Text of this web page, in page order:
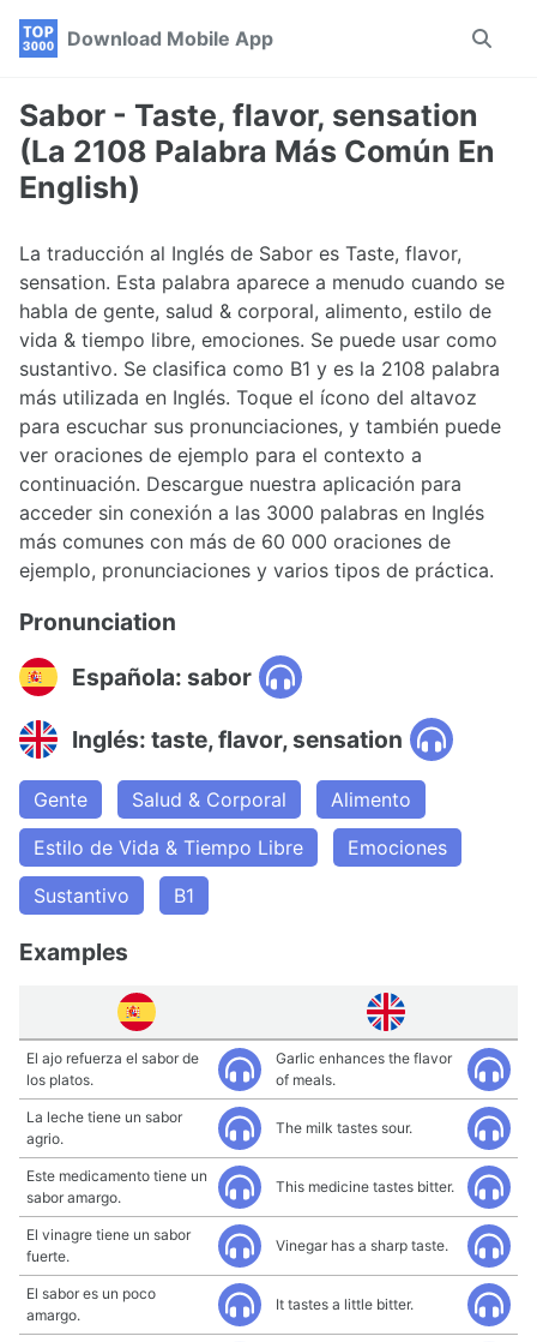
Skip
navigation
Skip
Skip
Download Mobile App
Toggle
Sabor - Taste, flavor, sensation
(La 2108 Palabra Más Común En
English)
La traducción al Inglés de Sabor es Taste, flavor,
sensation. Esta palabra aparece a menudo cuando se
habla de gente, salud & corporal, alimento, estilo de
vida & tiempo libre, emociones. Se puede usar como
sustantivo. Se clasifica como B1 y es la 2108 palabra
más utilizada en Inglés. Toque el ícono del altavoz
para escuchar sus pronunciaciones, y también puede
ver oraciones de ejemplo para el contexto a
continuación. Descargue nuestra aplicación para
acceder sin conexión a las 3000 palabras en Inglés
más comunes con más de 60 000 oraciones de
ejemplo, pronunciaciones y varios tipos de práctica.
Pronunciation
Española: sabor
Inglés: taste, flavor, sensation
Gente Salud & Corporal
Alimento
Estilo de Vida & Tiempo Libre
Emociones
Sustantivo
B1
Examples
El ajo refuerza el sabor de
los platos.
Garlic enhances the flavor
of meals.
La leche tiene un sabor
agrio.
The milk tastes sour.
Este medicamento tiene un
sabor amargo.
This medicine tastes bitter.
El vinagre tiene un sabor
fuerte.
Vinegar has a sharp taste.
El sabor es un poco
amargo.
It tastes a little bitter.